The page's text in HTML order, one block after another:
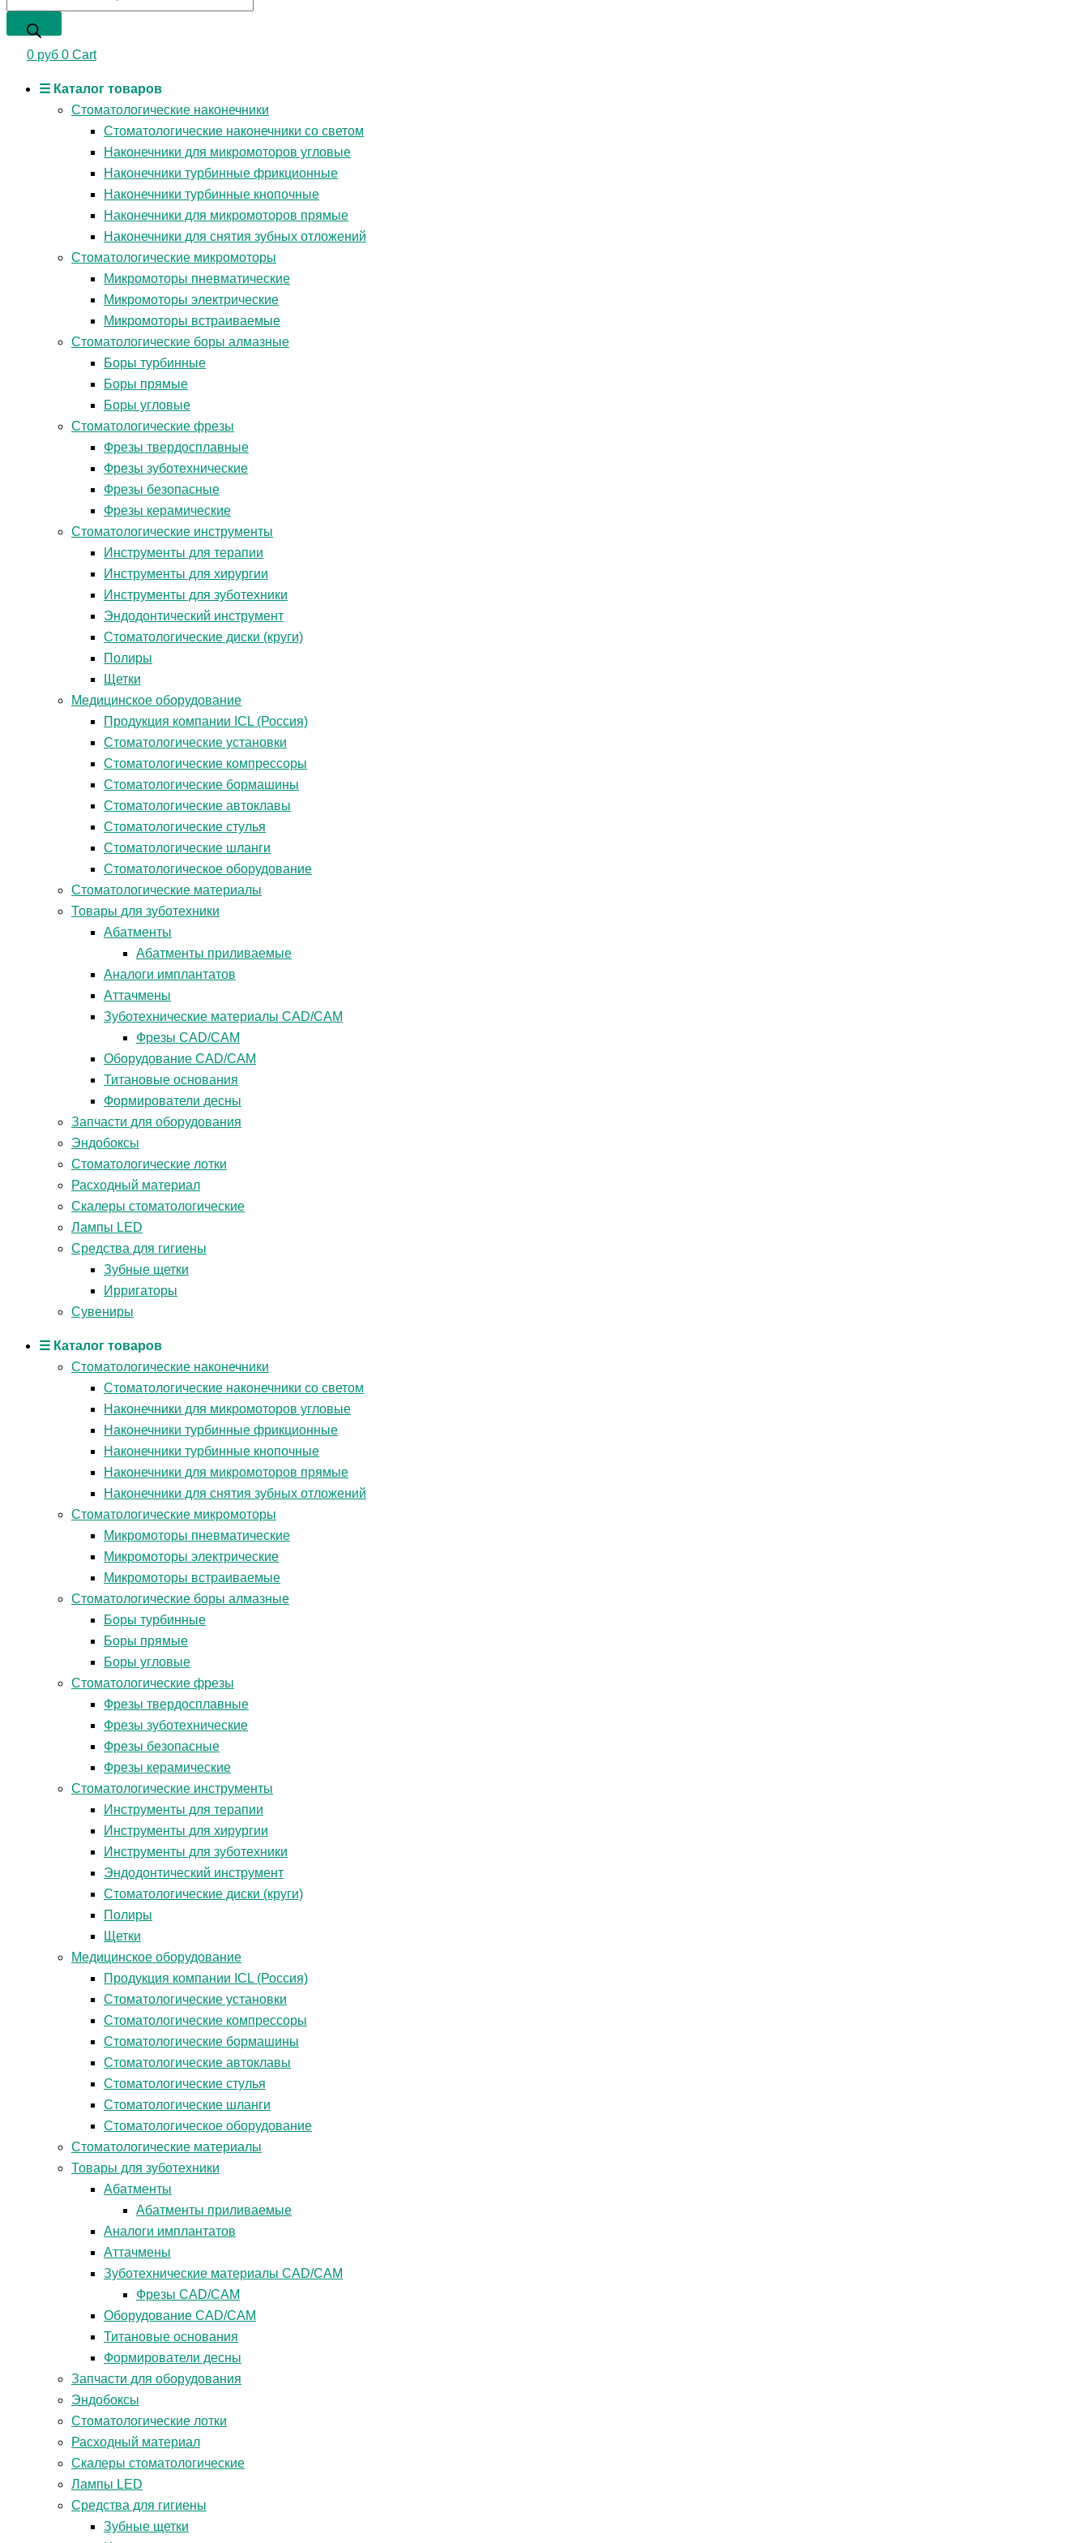
0 руб 0 Cart
☰ Каталог товаров
Стоматологические наконечники
Стоматологические наконечники со светом
Наконечники для микромоторов угловые
Наконечники турбинные фрикционные
Наконечники турбинные кнопочные
Наконечники для микромоторов прямые
Наконечники для снятия зубных отложений
Стоматологические микромоторы
Микромоторы пневматические
Микромоторы электрические
Микромоторы встраиваемые
Стоматологические боры алмазные
Боры турбинные
Боры прямые
Боры угловые
Стоматологические фрезы
Фрезы твердосплавные
Фрезы зуботехнические
Фрезы безопасные
Фрезы керамические
Стоматологические инструменты
Инструменты для терапии
Инструменты для хирургии
Инструменты для зуботехники
Эндодонтический инструмент
Стоматологические диски (круги)
Полиры
Щетки
Медицинское оборудование
Продукция компании ICL (Россия)
Стоматологические установки
Стоматологические компрессоры
Стоматологические бормашины
Стоматологические автоклавы
Стоматологические стулья
Стоматологические шланги
Стоматологическое оборудование
Стоматологические материалы
Товары для зуботехники
Абатменты
Абатменты приливаемые
Аналоги имплантатов
Аттачмены
Зуботехнические материалы CAD/CAM
Фрезы CAD/CAM
Оборудование CAD/CAM
Титановые основания
Формирователи десны
Запчасти для оборудования
Эндобоксы
Стоматологические лотки
Расходный материал
Скалеры стоматологические
Лампы LED
Средства для гигиены
Зубные щетки
Ирригаторы
Сувениры
☰ Каталог товаров
Стоматологические наконечники
Стоматологические наконечники со светом
Наконечники для микромоторов угловые
Наконечники турбинные фрикционные
Наконечники турбинные кнопочные
Наконечники для микромоторов прямые
Наконечники для снятия зубных отложений
Стоматологические микромоторы
Микромоторы пневматические
Микромоторы электрические
Микромоторы встраиваемые
Стоматологические боры алмазные
Боры турбинные
Боры прямые
Боры угловые
Стоматологические фрезы
Фрезы твердосплавные
Фрезы зуботехнические
Фрезы безопасные
Фрезы керамические
Стоматологические инструменты
Инструменты для терапии
Инструменты для хирургии
Инструменты для зуботехники
Эндодонтический инструмент
Стоматологические диски (круги)
Полиры
Щетки
Медицинское оборудование
Продукция компании ICL (Россия)
Стоматологические установки
Стоматологические компрессоры
Стоматологические бормашины
Стоматологические автоклавы
Стоматологические стулья
Стоматологические шланги
Стоматологическое оборудование
Стоматологические материалы
Товары для зуботехники
Абатменты
Абатменты приливаемые
Аналоги имплантатов
Аттачмены
Зуботехнические материалы CAD/CAM
Фрезы CAD/CAM
Оборудование CAD/CAM
Титановые основания
Формирователи десны
Запчасти для оборудования
Эндобоксы
Стоматологические лотки
Расходный материал
Скалеры стоматологические
Лампы LED
Средства для гигиены
Зубные щетки